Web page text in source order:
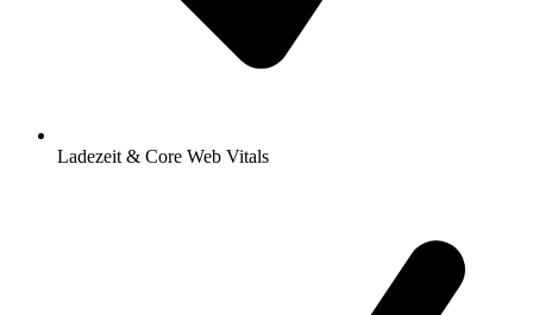
Ladezeit & Core Web Vitals